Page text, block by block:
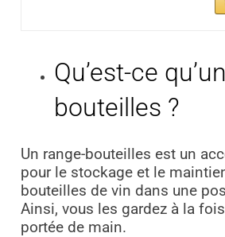
Qu’est-ce
bouteilles ?
Un range-bouteilles est un
pour le stockage et le
bouteilles de vin dans une
Ainsi, vous les gardez à la
portée de main.